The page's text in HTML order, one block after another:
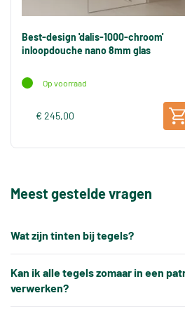
Best-design 'dalis-1000-chroom'
inloopdouche nano 8mm glas
Op voorraad
€ 245,00
Meest gestelde vragen
Wat zijn tinten bij tegels?
een eigen tintnummer. Omdat
Kan ik alle tegels zomaar in een
verwerken?